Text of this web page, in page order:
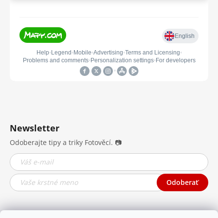
Newsletter
Odoberajte tipy a triky Fotověcí. 📷
Odoberať